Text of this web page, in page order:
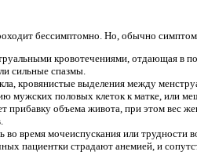
бессимптомно. Но, обычно
кровотечениями, отдающая в
сильные спазмы.
кровянистые выделения между
мужских половых клеток к матке, или
прибавку объема живота, при этом вес
во время мочеиспускания или трудности
пациентки страдают анемией, и